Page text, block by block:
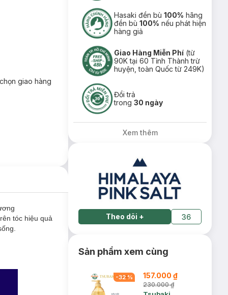
giao hàng
tóc hiệu quả
Hasaki đền bù100% hãng
đền bù100% nếu phát hiện
hàng giả
Giao Hàng Miễn Phí (từ
90K tại 60 Tỉnh Thành trừ
huyện, toàn Quốc từ 249K)
Đổi trả
trong30 ngày
Xem thêm
Theo dõi + 36
Sản phẩm xem cùng
-32% 157.000 ₫
230.000 ₫